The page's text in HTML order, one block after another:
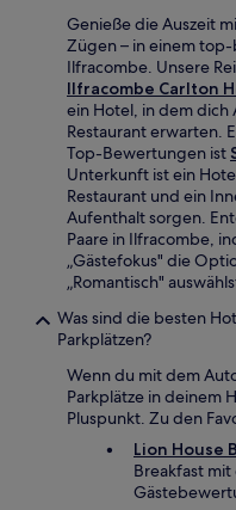
Genieße die Auszeit
Zügen – in einem
Ilfracombe. Unsere
Ilfracombe Carlton
ein Hotel, in dem dich
Restaurant erwarten.
Top-Bewertungen ist
Unterkunft ist ein
Restaurant und ein
Aufenthalt sorgen.
Paare in Ilfracombe,
„Gästefokus" die
„Romantisch"
Was sind die besten
Parkplätzen?
Wenn du mit dem
Parkplätze in deinem
Pluspunkt. Zu den
Lion House
Breakfast